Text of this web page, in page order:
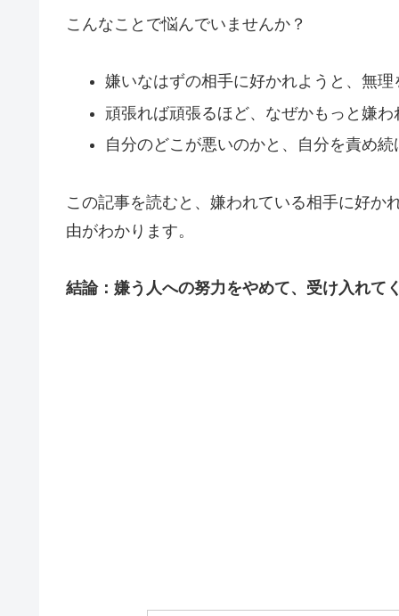
こんなことで悩んでいませんか？
嫌いなはずの相手に好かれようと、無
頑張れば頑張るほど、なぜかもっと嫌
自分のどこが悪いのかと、自分を責め続
この記事を読むと、嫌われている相手に好か
由がわかります。
結論：嫌う人への努力をやめて、受け入れて